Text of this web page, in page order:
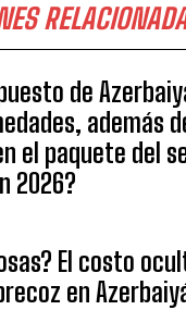
de
además
el paquete del
2026?
El costo
en